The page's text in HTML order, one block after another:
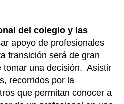
del colegio y las
apoyo de profesionales
transición será de gran
tomar una decisión. Asistir
recorridos por la
que permitan conocer a